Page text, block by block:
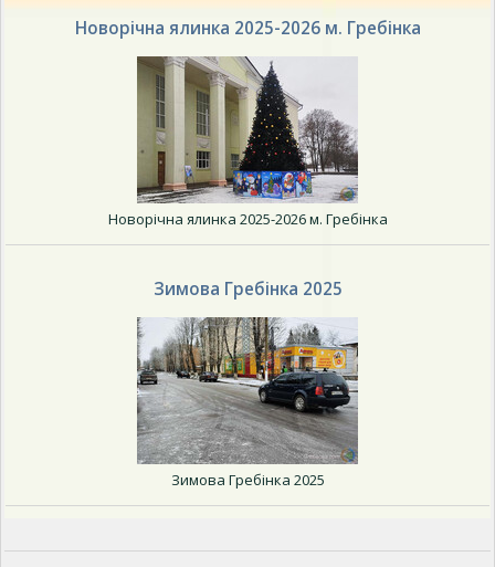
Новорічна ялинка 2025-2026 м. Гребінка
Новорічна ялинка 2025-2026 м. Гребінка
Зимова Гребінка 2025
Зимова Гребінка 2025